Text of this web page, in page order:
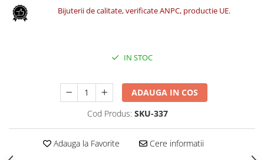
Bijuterii de calitate, verificate ANPC, productie UE.
IN STOC
ADAUGA IN COS
Cod Produs: SKU-337
Adauga la Favorite Cere informatii